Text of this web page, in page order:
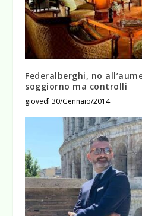
Federalberghi, no
soggiorno ma controlli
giovedì 30/Gennaio/2014